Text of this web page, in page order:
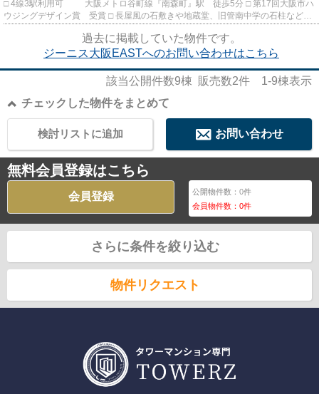
□ 4線3駅利用可 大阪メトロ谷町線『南森町』駅 徒歩5分 □ 第17回大阪市ハ
ウジングデザイン賞 受賞 □ 長屋風の石敷きや地蔵堂、旧管南中学の石柱なども
過去に掲載していた物件です。
ジーニス大阪EASTへのお問い合わせはこちら
該当公開件数9棟 販売数2件 1-9棟表示
チェックした物件をまとめて
お問い合わせ
検討リストに追加
無料会員登録はこちら
会員登録 公開物件数：0件
会員物件数：0件
さらに条件を絞り込む
物件リクエスト